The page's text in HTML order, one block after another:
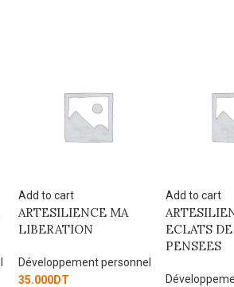
Add to cart
ARTESILIENCE LES
ECLATS DE MES
Développement personnel
Add to cart
12.000DT